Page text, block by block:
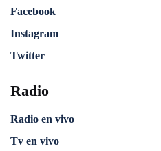
Facebook
Instagram
Twitter
Radio
Radio en vivo
Tv en vivo